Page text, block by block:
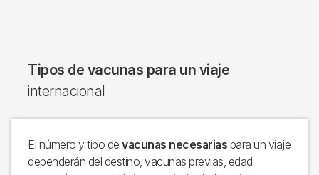
Tipos de vacunas para un viaje
internacional
El número y tipo de vacunas necesarias para un viaje
dependerán del destino, vacunas previas, edad